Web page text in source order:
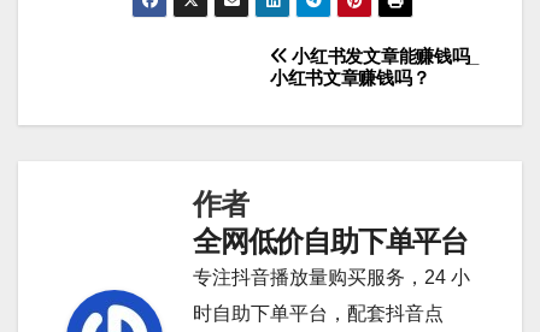
章
小红书发文章能赚钱吗_
小红书文章赚钱吗？
作者
全网低价自助下单平台
专注抖音播放量购买服务，24 小
时自助下单平台，配套抖音点